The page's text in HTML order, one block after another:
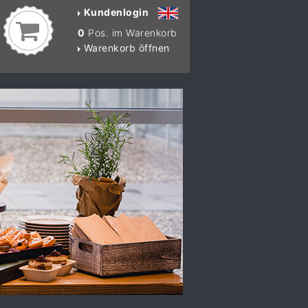
Kundenlogin
0 Pos. im Warenkorb
Warenkorb öffnen